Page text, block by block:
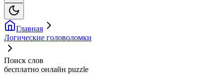
Главная
Логические головоломки
Поиск слов
бесплатно онлайн puzzle